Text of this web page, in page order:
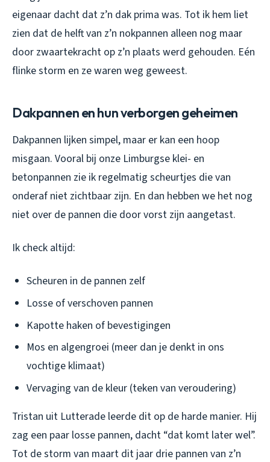
eigenaar dacht dat z’n dak prima was. Tot ik hem liet
zien dat de helft van z’n nokpannen alleen nog maar
door zwaartekracht op z’n plaats werd gehouden. Eén
flinke storm en ze waren weg geweest.
Dakpannen en hun verborgen geheimen
Dakpannen lijken simpel, maar er kan een hoop
misgaan. Vooral bij onze Limburgse klei- en
betonpannen zie ik regelmatig scheurtjes die van
onderaf niet zichtbaar zijn. En dan hebben we het nog
niet over de pannen die door vorst zijn aangetast.
Ik check altijd:
Scheuren in de pannen zelf
Losse of verschoven pannen
Kapotte haken of bevestigingen
Mos en algengroei (meer dan je denkt in ons
vochtige klimaat)
Vervaging van de kleur (teken van veroudering)
Tristan uit Lutterade leerde dit op de harde manier. Hij
zag een paar losse pannen, dacht “dat komt later wel”.
Tot de storm van maart dit jaar drie pannen van z’n